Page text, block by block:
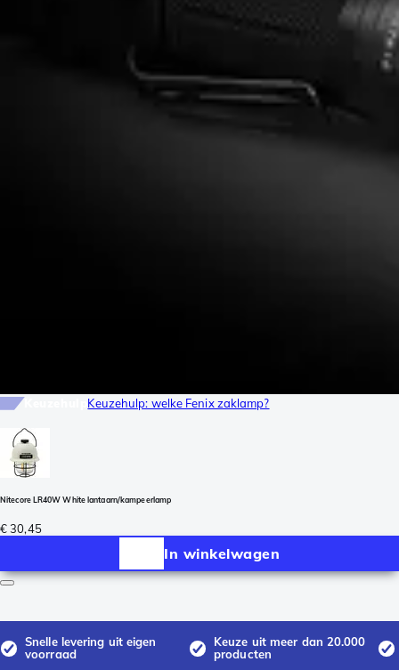
Keuzehulp: welke Fenix zaklamp?
Nitecore LR40W White lantaarn/kampeerlamp
€ 30,45
In winkelwagen
Snelle levering uit eigen
voorraad
Keuze uit meer dan 20.000
producten